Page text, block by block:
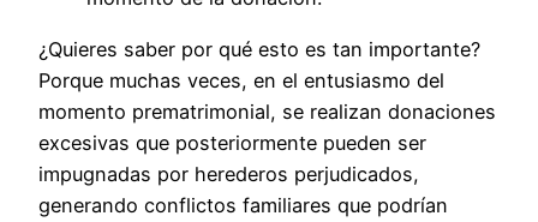
¿Quieres saber por qué esto es tan importante?
Porque muchas veces, en el entusiasmo del
momento prematrimonial, se realizan donaciones
excesivas que posteriormente pueden ser
impugnadas por herederos perjudicados,
generando conflictos familiares que podrían